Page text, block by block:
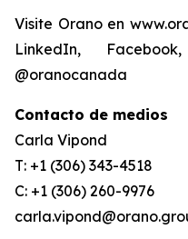
Visite Orano en
LinkedIn,
@oranocanada
Contacto de medios
Carla Vipond
T: +1 (306) 343-4518
C: +1 (306) 260-9976